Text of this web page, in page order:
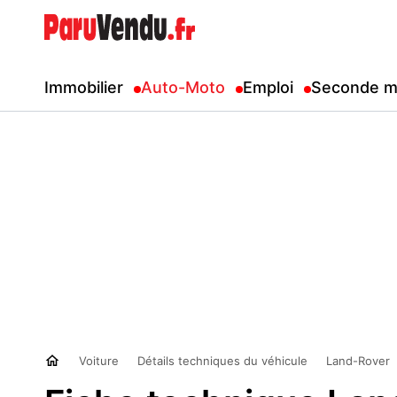
Immobilier Auto-Moto Emploi Seconde
Voiture Détails techniques du véhicule Land-Rover